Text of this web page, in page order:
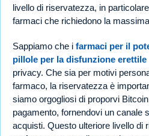
livello di riservatezza, in
farmaci che richiedono la
Sappiamo che i farmaci per il
pillole per la disfunzione erettile
privacy. Che sia per motivi
farmaco, la riservatezza è
siamo orgogliosi di proporvi
pagamento, fornendovi un canale
acquisti. Questo ulteriore livello di